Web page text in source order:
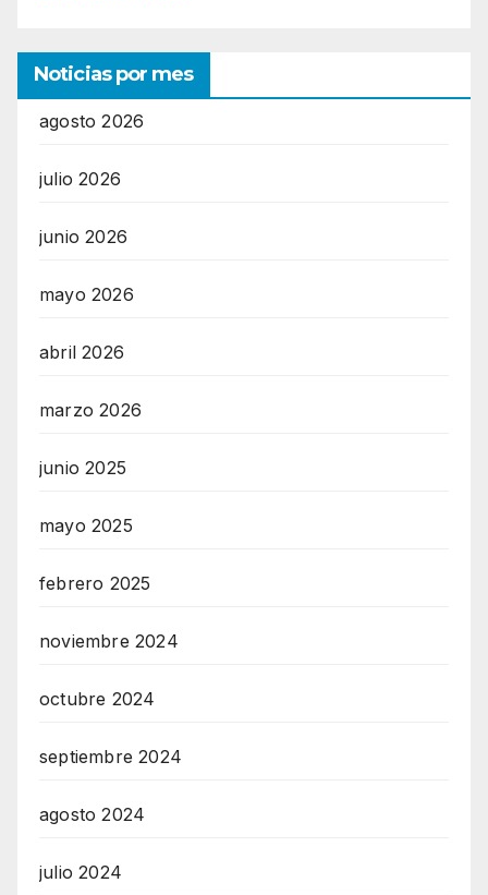
Noticias por mes
agosto 2026
julio 2026
junio 2026
mayo 2026
abril 2026
marzo 2026
junio 2025
mayo 2025
febrero 2025
noviembre 2024
octubre 2024
septiembre 2024
agosto 2024
julio 2024